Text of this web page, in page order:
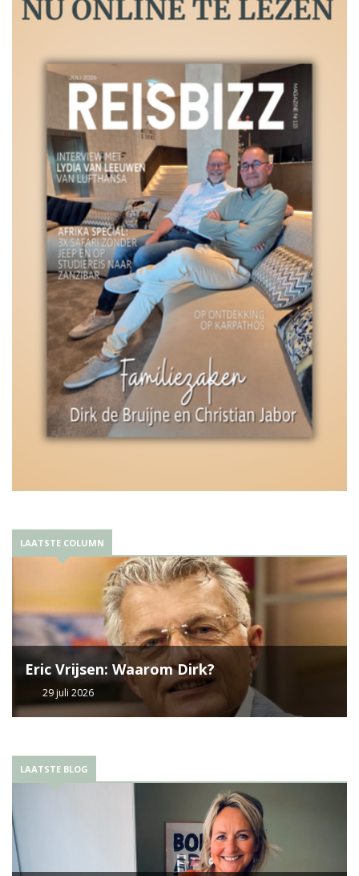
LAATSTE COLUMN
Eric Vrijsen: Waarom Dirk?
29 juli 2026
LAATSTE BLOG